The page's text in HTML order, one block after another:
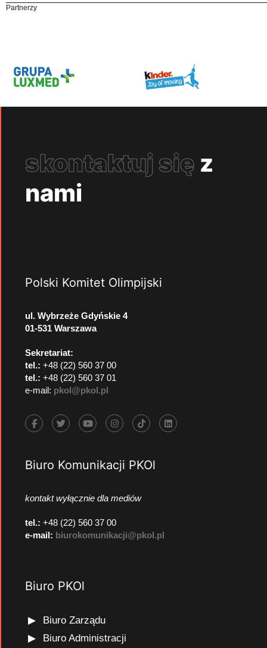
Partnerzy
skontaktuj się z
nami
Polski Komitet Olimpijski
ul. Wybrzeże Gdyńskie 4
01-531 Warszawa
Sekretariat:
tel.: +48 (22) 560 37 00
tel.: +48 (22) 560 37 01
e-mail: pkol@pkol.pl
Biuro Komunikacji PKOl
kontakt wyłącznie dla mediów
tel.: +48 (22) 560 37 00
e-mail: biurokomunikacji@pkol.pl
Biuro PKOl
Biuro Zarządu
Biuro Administracji